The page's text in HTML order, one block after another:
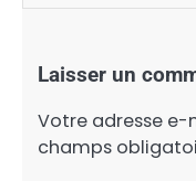
Laisser un
Votre adresse e-
champs